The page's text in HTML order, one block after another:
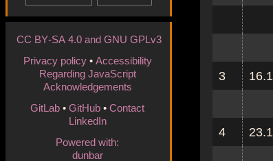
CC BY-SA 4.0 and GNU GPLv3
Privacy policy• Accessibility
Regarding JavaScript
Acknowledgements
GitLab •GitHub •Contact
LinkedIn
Powered with:
dunbar
3
4